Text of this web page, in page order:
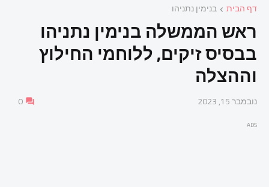
דף הבית בנימין נתניהו
ראש הממשלה בנימין נתניהו
בבסיס זיקים, ללוחמי החילוץ
וההצלה
נובמבר 15, 2023 0
ADS